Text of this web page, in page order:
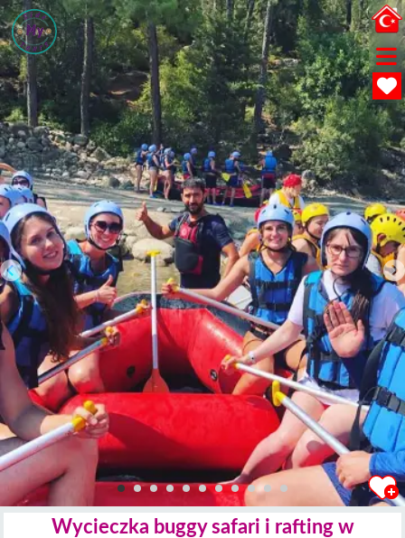
Wycieczka buggy safari i rafting w